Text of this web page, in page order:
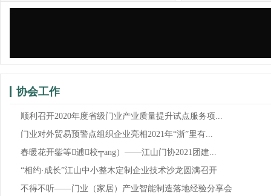
协会工作
顺利召开2020年度省级门业产业质量提升试点服务项...
门业对外贸易预警点组织企业亮相2021年“浙”里有...
春暖花开鈭等逋校╤ang）——江山门协2021团建...
“相约·成长”江山中小整木定制企业技术沙龙圆满召开
不得不听——门业（家居）产业智能制造落地经验分享会